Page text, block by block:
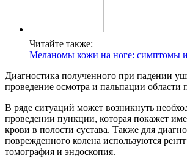
Читайте также:
Меланомы кожи на ноге: симптомы
Диагностика полученного при падении
проведение осмотра и пальпации области
В ряде ситуаций может возникнуть
проведении пункции, которая покажет
крови в полости сустава. Также для
поврежденного колена используются
томография и эндоскопия.